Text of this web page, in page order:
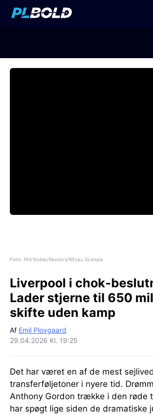
Foto: Phil Noble/Reuters/Ritzau Scanpix
Liverpool i chok-
Lader stjerne til 650
skifte uden kamp
Af Emil Plovgaard
29.04.2026 Kl. 19:25
Det har været en af de mest
transferføljetoner i nyere tid.
Anthony Gordon trække i den røde
har spøgt lige siden de dramatiske